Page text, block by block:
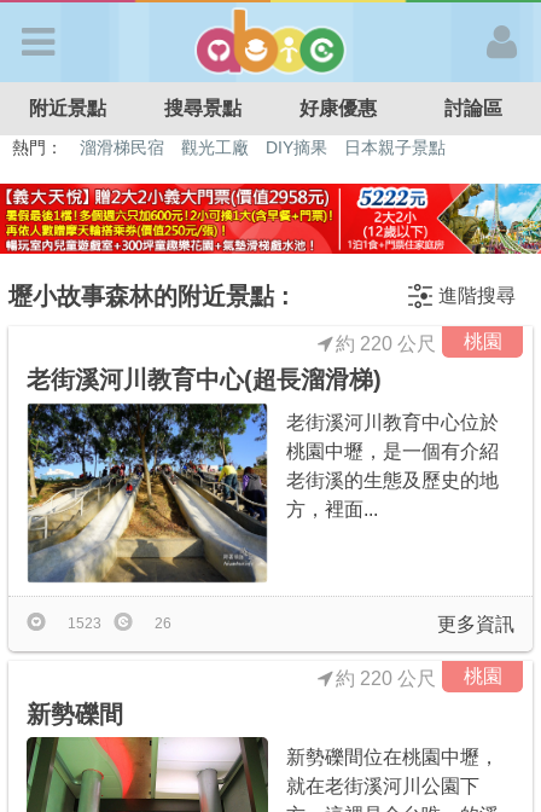
APP登入
首 頁
最新消息
最新留言
商家合作
推薦景點
討論區
附近景點 搜尋景點 好康優惠 討論區
熱門： 溜滑梯民宿 觀光工廠 DIY摘果
日本親子景點
壢小故事森林的附近景點 : 進階搜尋
桃園
約 220 公尺
老街溪河川教育中心(超長溜滑梯)
老街溪河川教育中心位於
桃園中壢，是一個有介紹
老街溪的生態及歷史的地
方，裡面...
更多資訊
1523 26
桃園
約 220 公尺
新勢礫間
新勢礫間位在桃園中壢，
就在老街溪河川公園下